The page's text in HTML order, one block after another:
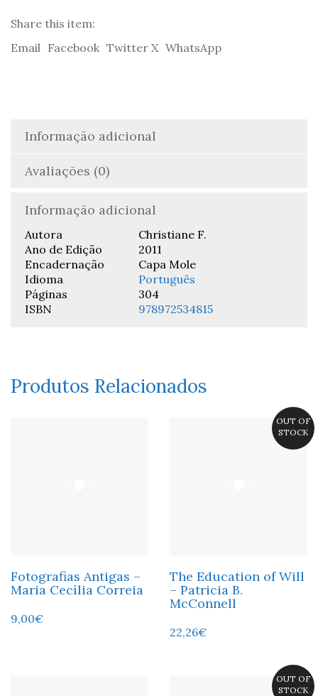
Share this item:
Email Facebook Twitter X WhatsApp
Informação adicional
Avaliações (0)
Informação adicional
Autora
Christiane F.
Ano de Edição
2011
Encadernação
Capa Mole
Idioma
Português
Páginas
304
ISBN
978972534815
Produtos Relacionados
Fotografias Antigas –
Maria Cecília Correia
9,00€
OUT OF
STOCK
The Education of Will
– Patricia B.
McConnell
22,26€
OUT OF
STOCK